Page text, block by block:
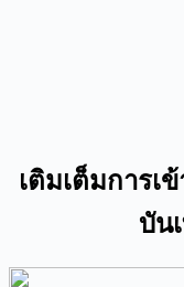
เติมเต็มการเ
บัน